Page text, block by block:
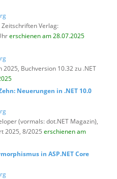
Zeitschriften Verlag:
erschienen am 28.07.2025
2025, Buchversion 10.32 zu .NET
Neuerungen in .NET 10.0
(vormals: dot.NET Magazin),
2025, 8/2025 erschienen am
in ASP.NET Core